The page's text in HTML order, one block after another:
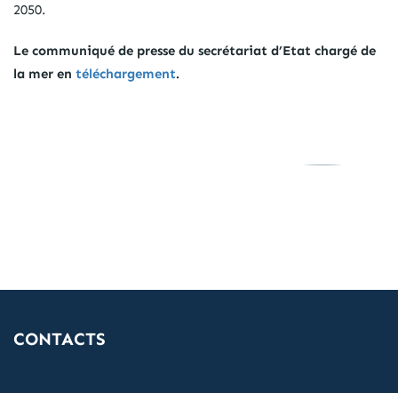
2050.
Le communiqué de presse du secrétariat d’Etat chargé de
la mer en téléchargement.
CONTACTS